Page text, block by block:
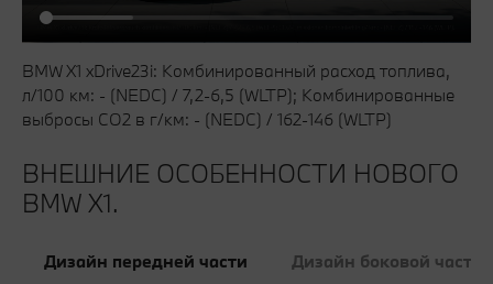
BMW X1 xDrive23i: Комбинированный расход топлива,
л/100 км: - (NEDC) / 7,2-6,5 (WLTP); Комбинированные
выбросы CO2 в г/км: - (NEDC) / 162-146 (WLTP)
ВНЕШНИЕ ОСОБЕННОСТИ НОВОГО
BMW X1.
Дизайн передней части Дизайн боковой части